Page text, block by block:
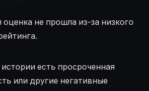
не прошла из-за низкого
есть просроченная
или другие негативные